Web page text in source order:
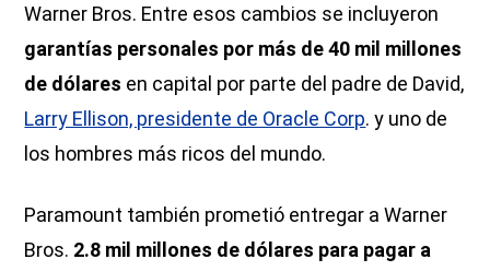
Warner Bros. Entre esos cambios se incluyeron
garantías personales por más de 40 mil millones
de dólares en capital por parte del padre de David,
Larry Ellison, presidente de Oracle Corp. y uno de
los hombres más ricos del mundo.
Paramount también prometió entregar a Warner
Bros. 2.8 mil millones de dólares para pagar a